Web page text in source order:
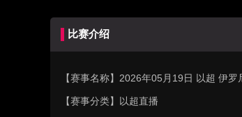
比赛介绍
【赛事名称】 2026年05月19日 以超 伊罗
【赛事分类】 以超直播